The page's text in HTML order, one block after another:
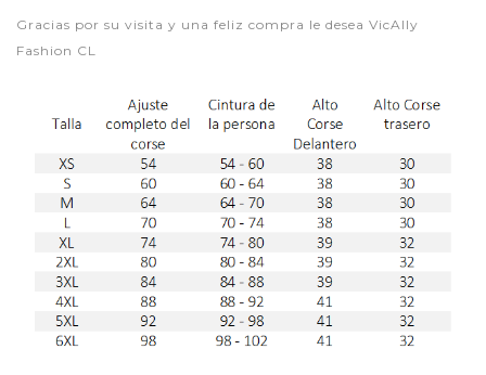
Gracias por su visita y una feliz compra le desea VicAlly
Fashion CL